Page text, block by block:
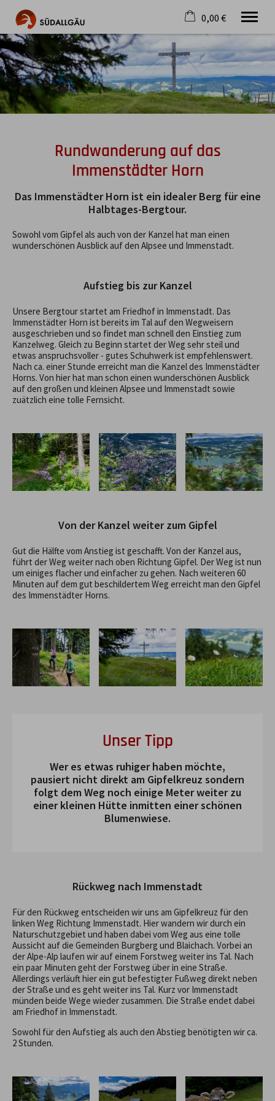
Die schönste Seite im Allgäu
Aktuell
Destination
Gastgeber
Mountainbike
0,00 €
Warenkorb ist leer
Rundwanderung auf das
Immenstädter Horn
Das Immenstädter Horn ist ein idealer Berg für eine
Halbtages-Bergtour.
Sowohl vom Gipfel als auch von der Kanzel hat man einen
wunderschönen Ausblick auf den Alpsee und Immenstadt.
Aufstieg bis zur Kanzel
Unsere Bergtour startet am Friedhof in Immenstadt. Das
Immenstädter Horn ist bereits im Tal auf den Wegweisern
ausgeschrieben und so findet man schnell den Einstieg zum
Kanzelweg. Gleich zu Beginn startet der Weg sehr steil und
etwas anspruchsvoller - gutes Schuhwerk ist empfehlenswert.
Nach ca. einer Stunde erreicht man die Kanzel des Immenstädter
Horns. Von hier hat man schon einen wunderschönen Ausblick
auf den großen und kleinen Alpsee und Immenstadt sowie
zuätzlich eine tolle Fernsicht.
Von der Kanzel weiter zum Gipfel
Gut die Hälfte vom Anstieg ist geschafft. Von der Kanzel aus,
führt der Weg weiter nach oben Richtung Gipfel. Der Weg ist nun
um einiges flacher und einfacher zu gehen. Nach weiteren 60
Minuten auf dem gut beschildertem Weg erreicht man den Gipfel
des Immenstädter Horns.
Unser Tipp
Wer es etwas ruhiger haben möchte,
pausiert nicht direkt am Gipfelkreuz sondern
folgt dem Weg noch einige Meter weiter zu
einer kleinen Hütte inmitten einer schönen
Blumenwiese.
Rückweg nach Immenstadt
Für den Rückweg entscheiden wir uns am Gipfelkreuz für den
linken Weg Richtung Immenstadt. Hier wandern wir durch ein
Naturschutzgebiet und haben dabei vom Weg aus eine tolle
Aussicht auf die Gemeinden Burgberg und Blaichach. Vorbei an
der Alpe-Alp laufen wir auf einem Forstweg weiter ins Tal. Nach
ein paar Minuten geht der Forstweg über in eine Straße.
Allerdings verläuft hier ein gut befestigter Fußweg direkt neben
der Straße und es geht weiter ins Tal. Kurz vor Immenstadt
münden beide Wege wieder zusammen. Die Straße endet dabei
am Friedhof in Immenstadt.
Sowohl für den Aufstieg als auch den Abstieg benötigten wir ca.
2 Stunden.